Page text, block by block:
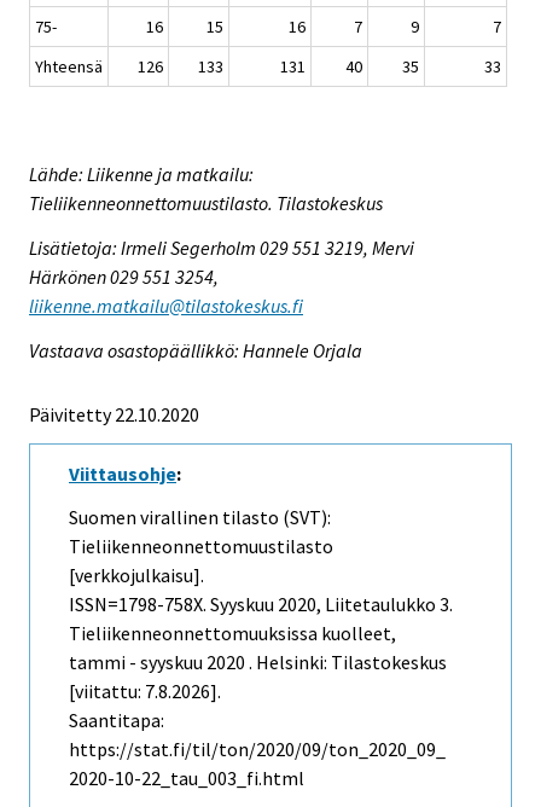
75-
16 15 16 7 9
7
Yhteensä
126 133 131 40 35 33
Lähde: Liikenne ja matkailu:
Tieliikenneonnettomuustilasto. Tilastokeskus
Lisätietoja: Irmeli Segerholm 029 551 3219, Mervi
Härkönen 029 551 3254,
liikenne.matkailu@tilastokeskus.fi
Vastaava osastopäällikkö: Hannele Orjala
Päivitetty 22.10.2020
Viittausohje:
Suomen virallinen tilasto (SVT):
Tieliikenneonnettomuustilasto
[verkkojulkaisu].
ISSN=1798-758X. Syyskuu 2020, Liitetaulukko 3.
Tieliikenneonnettomuuksissa kuolleet,
tammi - syyskuu 2020 . Helsinki: Tilastokeskus
[viitattu: 7.8.2026].
Saantitapa:
https://stat.fi/til/ton/2020/09/ton_2020_09_
2020-10-22_tau_003_fi.html